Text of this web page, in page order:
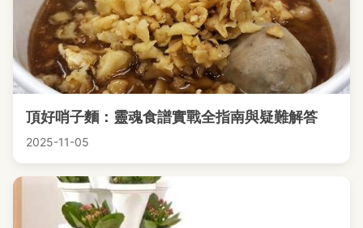
頂好哨子麵：靈魂食譜實戰全指南與疑難解答
2025-11-05